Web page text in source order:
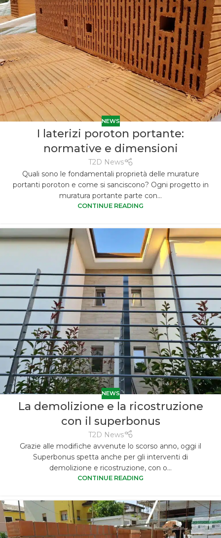
NEWS
I laterizi poroton portante:
normative e dimensioni
T2D News
Quali sono le fondamentali proprietà delle murature
portanti poroton e come si sanciscono? Ogni progetto in
muratura portante parte con...
CONTINUE READING
NEWS
La demolizione e la ricostruzione
con il superbonus
T2D News
Grazie alle modifiche avvenute lo scorso anno, oggi il
Superbonus spetta anche per gli interventi di
demolizione e ricostruzione, con o...
CONTINUE READING